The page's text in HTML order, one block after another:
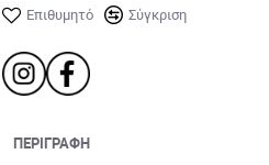
Επιθυμητό Σύγκριση
ΠΕΡΙΓΡΑΦΉ